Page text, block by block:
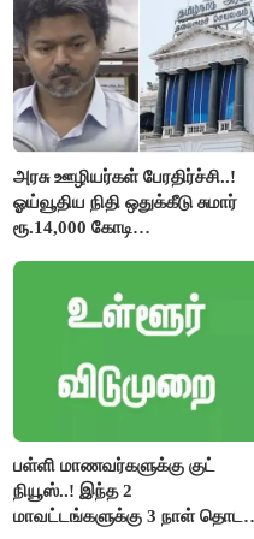
அரசு ஊழியர்கள் பேரதிர்ச்சி..!
ஓய்வூதிய நிதி ஒதுக்கீடு சுமார்
ரூ.14,000 கோடி
பள்ளி மாணவர்களுக்கு குட்
நியூஸ்..! இந்த 2
மாவட்டங்களுக்கு 3 நாள் தொடர்